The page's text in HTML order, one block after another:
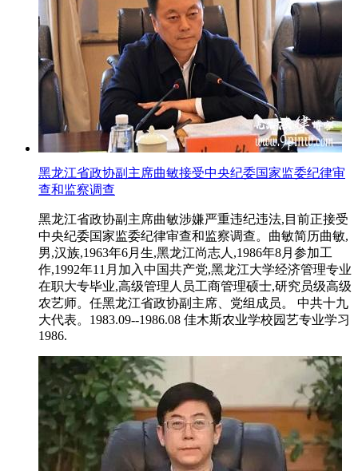
黑龙江省政协副主席曲敏接受中央纪委国家监委纪律审
查和监察调查
黑龙江省政协副主席曲敏涉嫌严重违纪违法,目前正接受
中央纪委国家监委纪律审查和监察调查。曲敏简历曲敏,
男,汉族,1963年6月生,黑龙江尚志人,1986年8月参加工
作,1992年11月加入中国共产党,黑龙江大学经济管理专业
在职大专毕业,高级管理人员工商管理硕士,研究员级高级
农艺师。任黑龙江省政协副主席、党组成员。 中共十九
大代表。1983.09--1986.08 佳木斯农业学校园艺专业学习
1986.